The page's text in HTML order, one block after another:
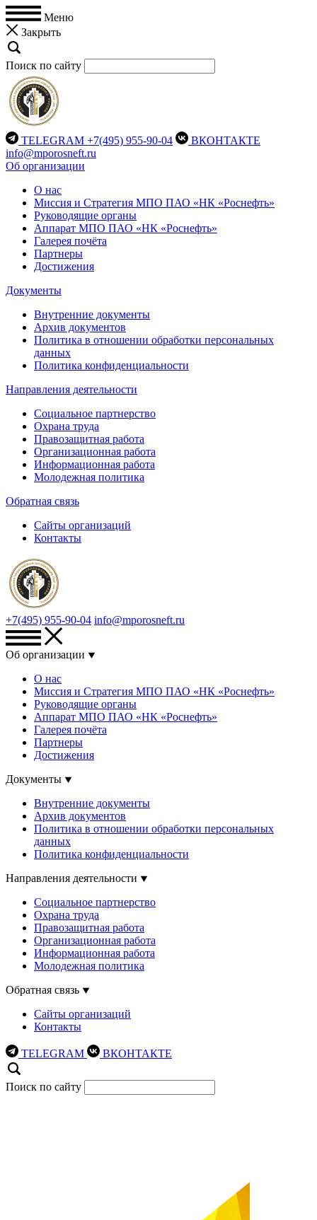
Меню
Закрыть
Поиск по сайту
TELEGRAM +7(495) 955-90-04
ВКОНТАКТЕ
info@mporosneft.ru
Об организации
О нас
Миссия и Стратегия МПО ПАО «НК «Роснефть»
Руководящие органы
Аппарат МПО ПАО «НК «Роснефть»
Галерея почёта
Партнеры
Достижения
Документы
Внутренние документы
Архив документов
Политика в отношении обработки персональных
данных
Политика конфиденциальности
Направления деятельности
Социальное партнерство
Охрана труда
Правозащитная работа
Организационная работа
Информационная работа
Молодежная политика
Обратная связь
Сайты организаций
Контакты
+7(495) 955-90-04 info@mporosneft.ru
Об организации
О нас
Миссия и Стратегия МПО ПАО «НК «Роснефть»
Руководящие органы
Аппарат МПО ПАО «НК «Роснефть»
Галерея почёта
Партнеры
Достижения
Документы
Внутренние документы
Архив документов
Политика в отношении обработки персональных
данных
Политика конфиденциальности
Направления деятельности
Социальное партнерство
Охрана труда
Правозащитная работа
Организационная работа
Информационная работа
Молодежная политика
Обратная связь
Сайты организаций
Контакты
TELEGRAM ВКОНТАКТЕ
Поиск по сайту